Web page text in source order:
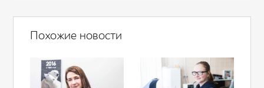
Похожие новости